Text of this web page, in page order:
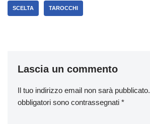
SCELTA TAROCCHI
Lascia un commento
Il tuo indirizzo email non sarà pubblicato.
obbligatori sono contrassegnati *